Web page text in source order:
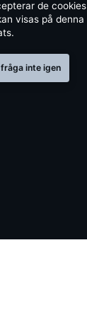
de cookies
visas på denna
inte igen